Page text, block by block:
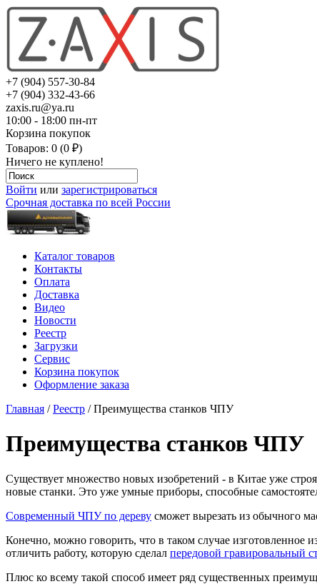
+7 (904) 557-30-84
+7 (904) 332-43-66
zaxis.ru@ya.ru
10:00 - 18:00 пн-пт
Корзина покупок
Товаров: 0 (0 ₽)
Ничего не куплено!
Войти или зарегистрироваться
Срочная доставка по всей России
Каталог товаров
Контакты
Оплата
Доставка
Видео
Новости
Реестр
Загрузки
Сервис
Корзина покупок
Оформление заказа
Главная /Реестр / Преимущества станков ЧПУ
Преимущества станков ЧПУ
Существует множество новых изобретений - в Китае уже
новые станки. Это уже умные приборы, способные
Современный ЧПУ по дереву сможет вырезать из обычного
Конечно, можно говорить, что в таком случае изготовленное
отличить работу, которую сделал передовой гравировальный
Плюс ко всему такой способ имеет ряд существенных